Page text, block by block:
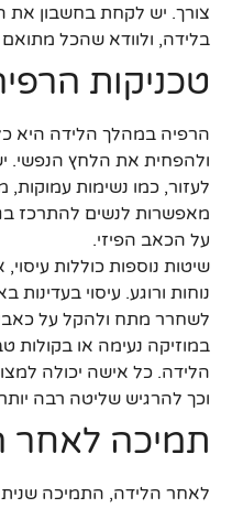
צורך. יש לקחת בחשבון את
בלידה, ולוודא שהכל
טכניקות
הרפיה במהלך הלידה היא
ולהפחית את הלחץ הנפשי.
לעזור, כמו נשימות עמוקות,
מאפשרות לנשים להתרכז
על הכאב הפיזי.
שיטות נוספות כוללות
נוחות ורוגע. עיסוי בעדינות
לשחרר מתח ולהקל על
במוזיקה נעימה או בקולות
הלידה. כל אישה יכולה
וכך להרגיש שליטה רבה
תמיכה לאחר
לאחר הלידה, התמיכה